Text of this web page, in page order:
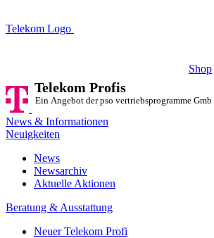
Telekom Logo
Shop
Telekom Profis
Ein Angebot der pso vertriebsprogramme GmbH
News & Informationen
Neuigkeiten
News
Newsarchiv
Aktuelle Aktionen
Beratung & Ausstattung
Neuer Telekom Profi